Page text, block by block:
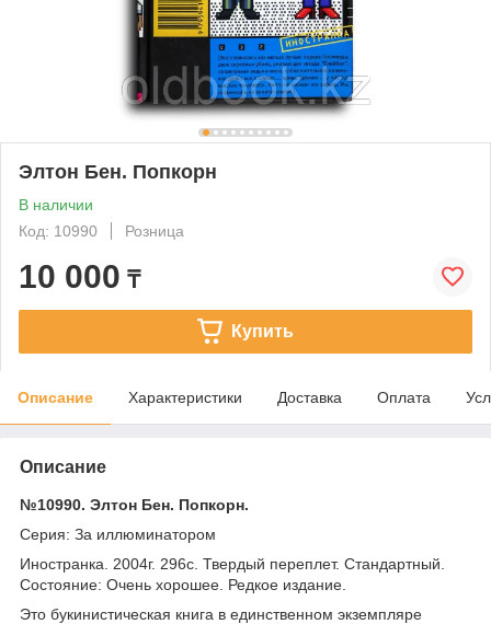
Элтон Бен. Попкорн
В наличии
Код: 10990
Розница
10 000 ₸
Купить
Описание Характеристики Доставка Оплата
Описание
№10990. Элтон Бен. Попкорн.
Серия: За иллюминатором
Иностранка. 2004г. 296с. Твердый переплет. Стандартный.
Состояние: Очень хорошее. Редкое издание.
Это букинистическая книга в единственном экземпляре